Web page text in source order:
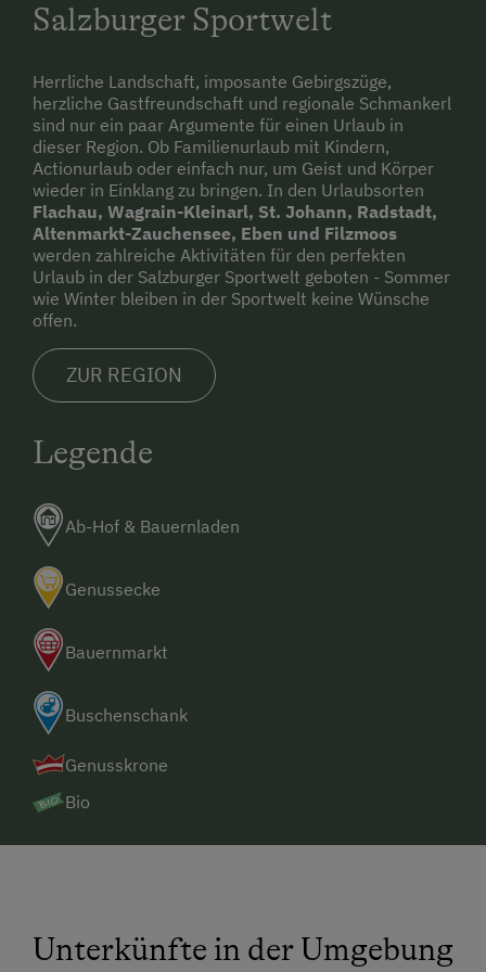
Salzburger Sportwelt
Herrliche Landschaft, imposante Gebirgszüge,
herzliche Gastfreundschaft und regionale Schmankerl
sind nur ein paar Argumente für einen Urlaub in
dieser Region. Ob Familienurlaub mit Kindern,
Actionurlaub oder einfach nur, um Geist und Körper
wieder in Einklang zu bringen. In den Urlaubsorten
Flachau, Wagrain-Kleinarl, St. Johann, Radstadt,
Altenmarkt-Zauchensee, Eben und Filzmoos
werden zahlreiche Aktivitäten für den perfekten
Urlaub in der Salzburger Sportwelt geboten - Sommer
wie Winter bleiben in der Sportwelt keine Wünsche
offen.
ZUR REGION
Legende
Ab-Hof & Bauernladen
Genussecke
Bauernmarkt
Buschenschank
Genusskrone
Bio
Unterkünfte in der Umgebung